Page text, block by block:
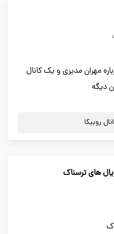
مهران مدیری و یک کانال
دیگه
روبیکا
های ترسناک